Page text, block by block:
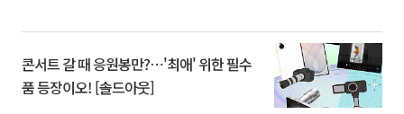
콘서트 갈 때 응원봉만?⋯'최애' 위한 필수
품 등장이오! [솔드아웃]